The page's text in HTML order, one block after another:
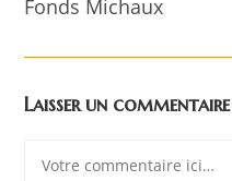
Fonds Michaux
Laisser un commentaire